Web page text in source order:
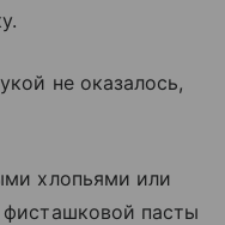
не оказалось,
хлопьями или
пасты